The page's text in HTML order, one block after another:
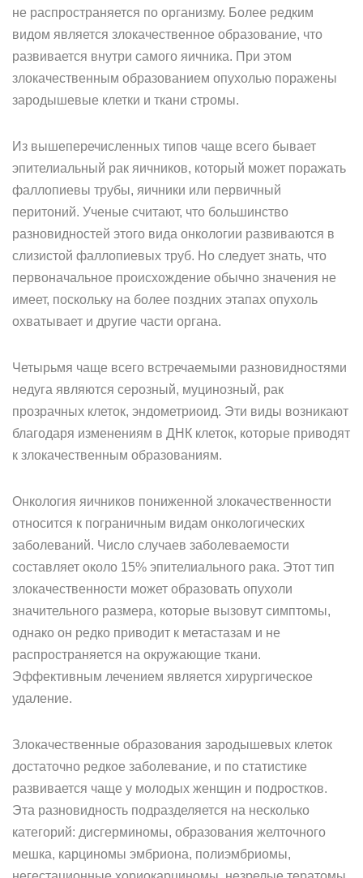
не распространяется по организму. Более редким
видом является злокачественное образование, что
развивается внутри самого яичника. При этом
злокачественным образованием опухолью поражены
зародышевые клетки и ткани стромы.
Из вышеперечисленных типов чаще всего бывает
эпителиальный рак яичников, который может поражать
фаллопиевы трубы, яичники или первичный
перитоний. Ученые считают, что большинство
разновидностей этого вида онкологии развиваются в
слизистой фаллопиевых труб. Но следует знать, что
первоначальное происхождение обычно значения не
имеет, поскольку на более поздних этапах опухоль
охватывает и другие части органа.
Четырьмя чаще всего встречаемыми разновидностями
недуга являются серозный, муцинозный, рак
прозрачных клеток, эндометриоид. Эти виды возникают
благодаря изменениям в ДНК клеток, которые приводят
к злокачественным образованиям.
Онкология яичников пониженной злокачественности
относится к пограничным видам онкологических
заболеваний. Число случаев заболеваемости
составляет около 15% эпителиального рака. Этот тип
злокачественности может образовать опухоли
значительного размера, которые вызовут симптомы,
однако он редко приводит к метастазам и не
распространяется на окружающие ткани.
Эффективным лечением является хирургическое
удаление.
Злокачественные образования зародышевых клеток
достаточно редкое заболевание, и по статистике
развивается чаще у молодых женщин и подростков.
Эта разновидность подразделяется на несколько
категорий: дисгерминомы, образования желточного
мешка, карциномы эмбриона, полиэмбриомы,